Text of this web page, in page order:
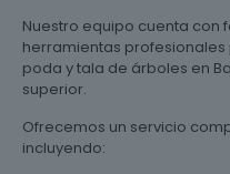
Nuestro equipo cuenta con
herramientas
poda y tala de árboles en
superior.
Ofrecemos un servicio
incluyendo: